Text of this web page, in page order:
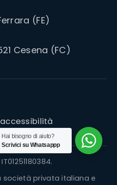
(FE)
Cesena (FC)
società privata italiana e
Hai bisogno di aiuto?
Scrivici su Whatsappp